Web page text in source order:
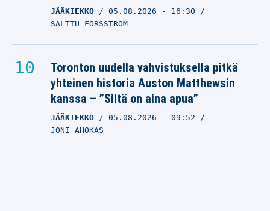
JÄÄKIEKKO 05.08.2026 - 16:30
SALTTU FORSSTRÖM
Toronton uudella vahvistuksella pitkä
yhteinen historia Auston Matthewsin
kanssa – ”Siitä on aina apua”
JÄÄKIEKKO 05.08.2026 - 09:52
JONI AHOKAS